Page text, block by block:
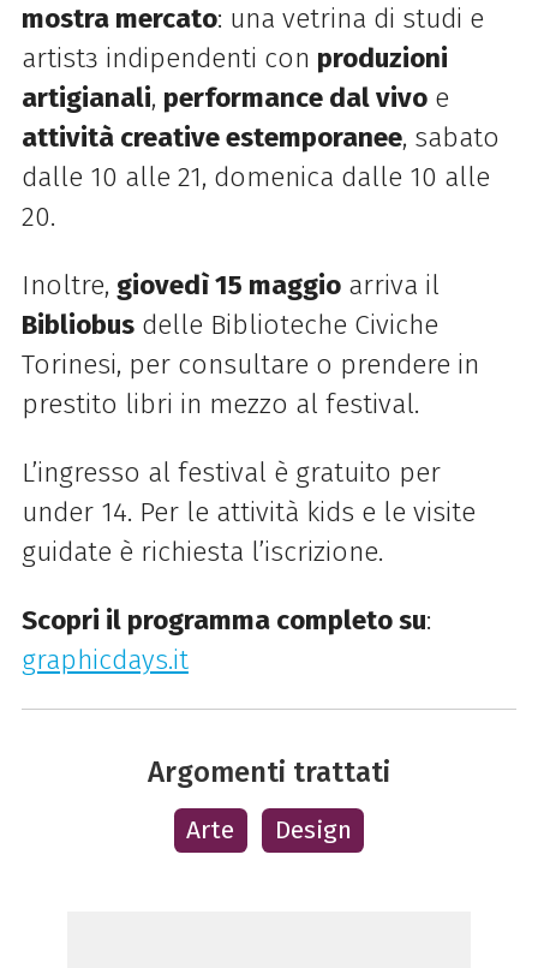
mostra mercato: una vetrina di studi e
artistɜ indipendenti con produzioni
artigianali, performance dal vivoe
attività creative estemporanee, sabato
dalle 10 alle 21, domenica dalle 10 alle
20.
Inoltre, giovedì 15 maggioarriva il
Bibliobusdelle Biblioteche Civiche
Torinesi, per consultare o prendere in
prestito libri in mezzo al festival.
L’ingresso al festival è gratuito per
under 14. Per le attività kids e le visite
guidate è richiesta l’iscrizione.
Scopri il programma completo su:
graphicdays.it
Argomenti trattati
Arte Design